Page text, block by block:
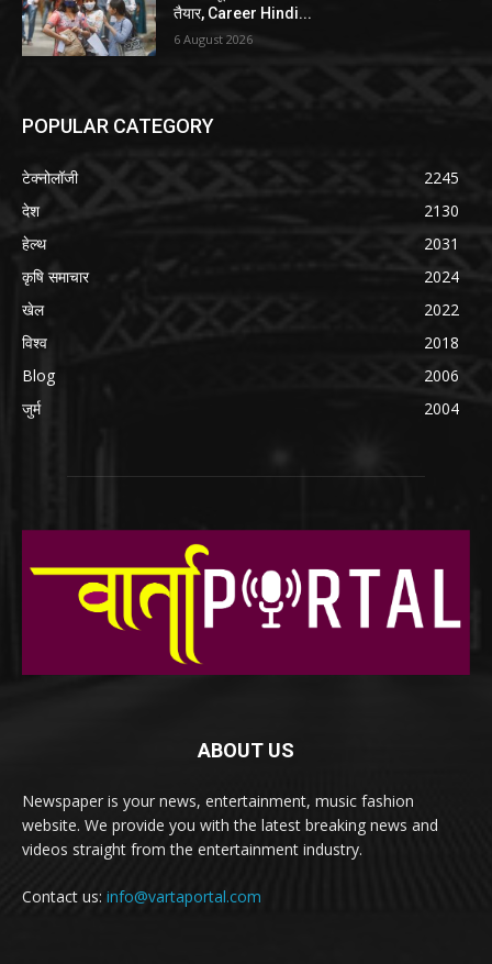
तैयार, Career Hindi...
6 August 2026
POPULAR CATEGORY
टेक्नोलॉजी
2245
देश
2130
हेल्थ
2031
कृषि समाचार
2024
खेल
2022
विश्व
2018
Blog
2006
जुर्म
2004
ABOUT US
Newspaper is your news, entertainment, music fashion
website. We provide you with the latest breaking news and
videos straight from the entertainment industry.
Contact us: info@vartaportal.com